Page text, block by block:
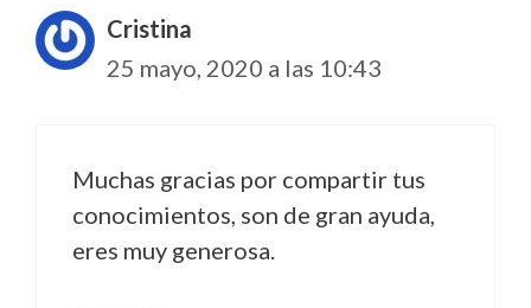
Cristina
25 mayo, 2020 a las 10:43
Muchas gracias por compartir tus
conocimientos, son de gran ayuda,
eres muy generosa.